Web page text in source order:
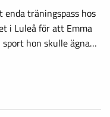
träningspass hos
i Luleå för att Emma
hon skulle ägna…